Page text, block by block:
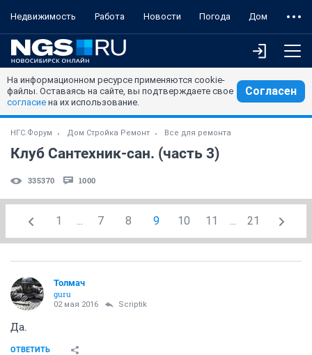
Недвижимость Работа Новости Погода Дом
На информационном ресурсе применяются cookie-
файлы. Оставаясь на сайте, вы подтверждаете свое
согласие на их использование.
Согласен
НГС.Форум Дом Стройка Ремонт Все для ремонта
Клуб Сантехник-сан. (часть 3)
335370 1000
1 ... 7 8 9 10 11 ... 21
Толмач
guru
02 мая 2016 Scriptik
Да.
ОТВЕТИТЬ